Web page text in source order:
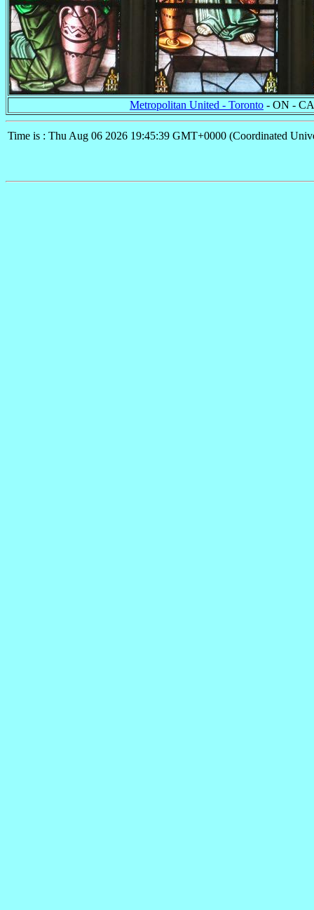
Metropolitan United - Toronto - ON - CA
Time is : Thu Aug 06 2026 19:45:39 GMT+0000 (Coordinated